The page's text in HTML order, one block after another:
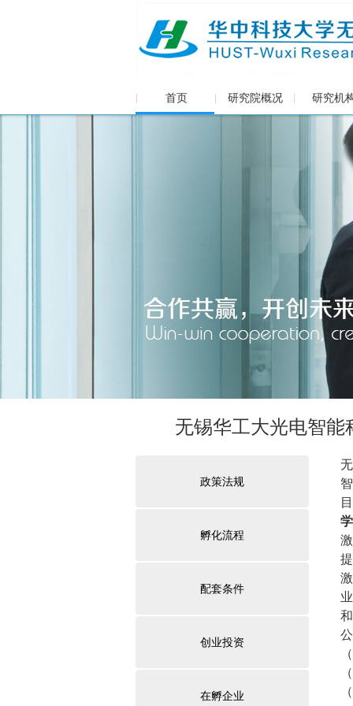
首页 研究院概况 研究机
无锡华工大光电智能
政策法规
孵化流程
配套条件
创业投资
在孵企业